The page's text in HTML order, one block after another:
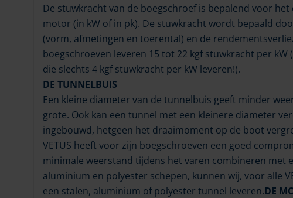
De stuwkracht van de boegschroef is bepalend voor
motor (in kW of in pk). De stuwkracht wordt bepaald
(vorm, afmetingen en toerental) en de
boegschroeven leveren 15 tot 22 kgf stuwkracht per
die slechts 4 kgf stuwkracht per kW leveren!).
DE TUNNELBUIS
Een kleine diameter van de tunnelbuis geeft minder
grote. Ook kan een tunnel met een kleinere diameter
ingebouwd, hetgeen het draaimoment op de boot
VETUS heeft voor zijn boegschroeven een goed
minimale weerstand tijdens het varen combineren met
aluminium en polyester schepen, kunnen wij, voor alle
een stalen, aluminium of polyester tunnel leveren.DE